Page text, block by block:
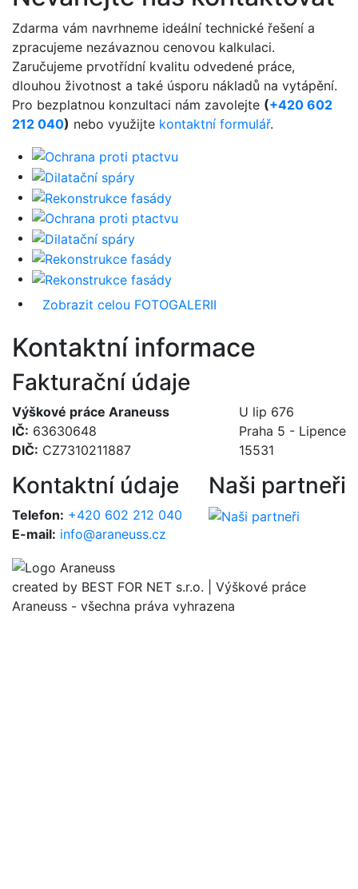
Zdarma vám navrhneme ideální technické řešení a
zpracujeme nezávaznou cenovou kalkulaci.
Zaručujeme prvotřídní kvalitu odvedené práce,
dlouhou životnost a také úsporu nákladů na vytápění.
Pro bezplatnou konzultaci nám zavolejte (+420 602
212 040) nebo využijte kontaktní formulář.
Zobrazit celou FOTOGALERII
Kontaktní informace
Fakturační údaje
Výškové práce Araneuss
IČ: 63630648
DIČ: CZ7310211887
U lip 676
Praha 5 - Lipence
15531
Kontaktní údaje
Telefon: +420 602 212 040
E-mail: info@araneuss.cz
Naši partneři
created by BEST FOR NET s.r.o. | Výškové práce
Araneuss - všechna práva vyhrazena